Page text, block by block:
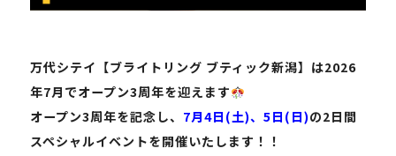
万代シテイ【ブライトリング ブティック新潟】は2026
年7月でオープン3周年を迎えます
オープン3周年を記念し、 7月4日(土)、5日(日)の2日間
スペシャルイベントを開催いたします！！